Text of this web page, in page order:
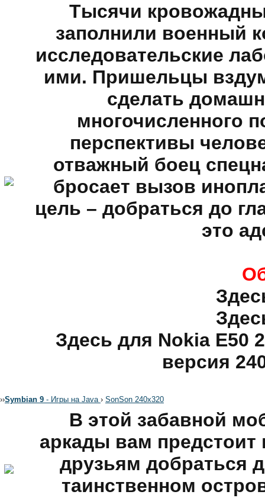
Тысячи
заполнили военный
исследовательские
ими. Пришельцы
сделать
многочисленного
перспективы
отважный боец
бросает вызов
цель – добраться до
это
Здесь для Nokia E50
версия
››Symbian 9 - Игры на Java › SonSon 240x320
В этой забавной
аркады вам
друзьям добраться
таинственном